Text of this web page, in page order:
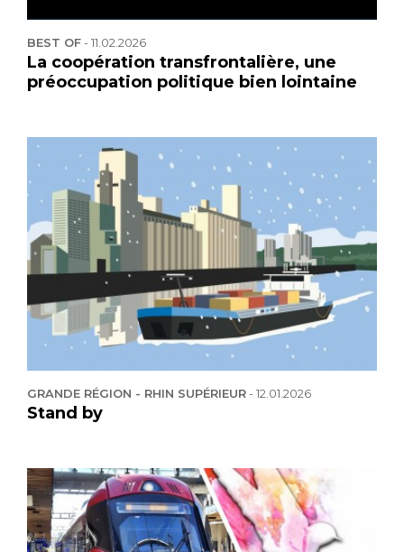
BEST OF-11.02.2026
La coopération transfrontalière, une
préoccupation politique bien lointaine
GRANDE RÉGION - RHIN SUPÉRIEUR-12.01.2026
Stand by